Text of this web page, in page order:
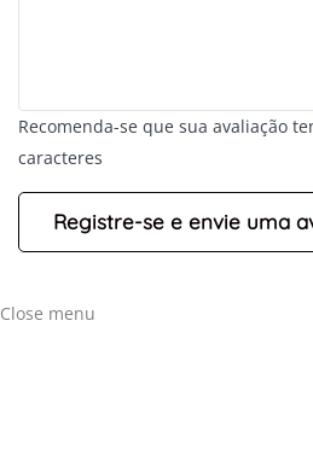
Leaflet
Recomenda-se que sua avaliação
caracteres
Close menu